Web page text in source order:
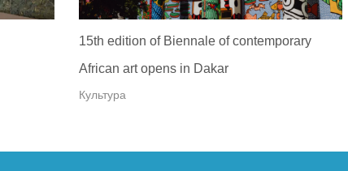
15th edition of Biennale of contemporary
African art opens in Dakar
Культура